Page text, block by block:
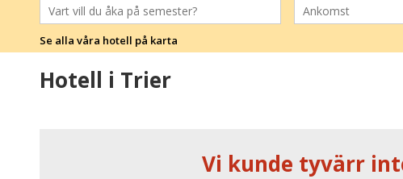
Se alla våra hotell på karta
Hotell i Trier
Vi kunde tyvärr